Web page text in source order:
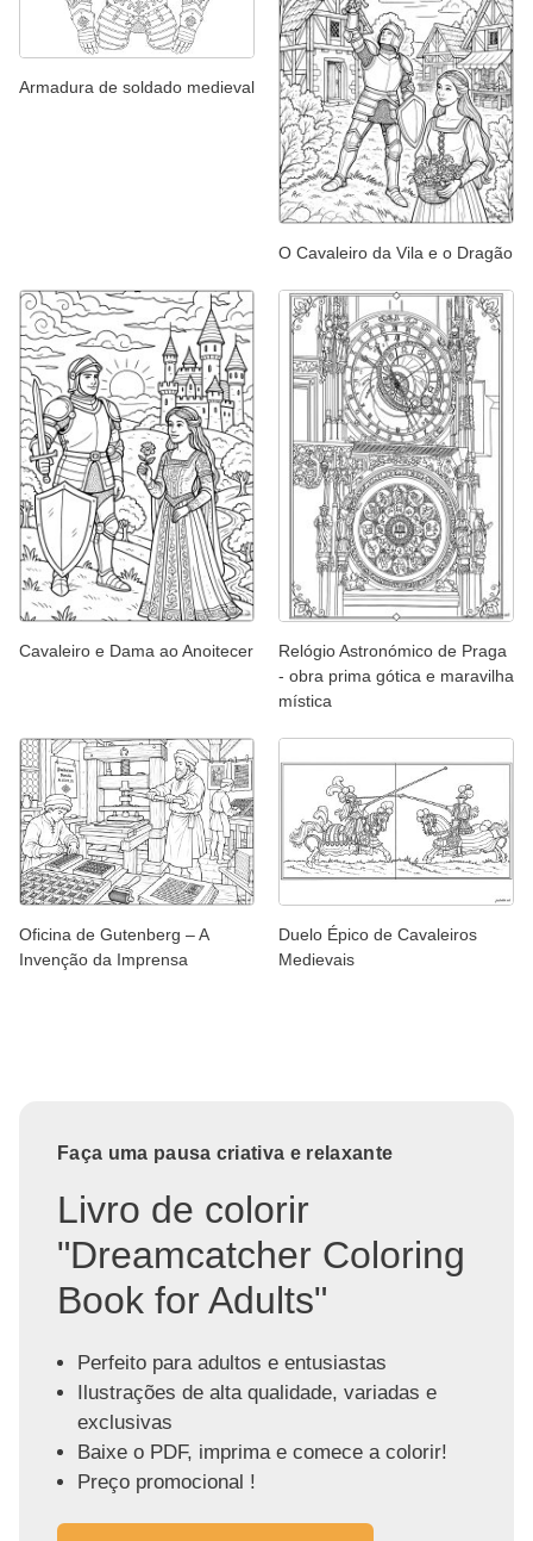
Armadura de soldado medieval
O Cavaleiro da Vila e o Dragão
Cavaleiro e Dama ao Anoitecer
Relógio Astronómico de Praga
- obra prima gótica e maravilha
mística
Oficina de Gutenberg – A
Invenção da Imprensa
Duelo Épico de Cavaleiros
Medievais
Faça uma pausa criativa e relaxante
Livro de colorir
"Dreamcatcher Coloring
Book for Adults"
Perfeito para adultos e entusiastas
Ilustrações de alta qualidade, variadas e
exclusivas
Baixe o PDF, imprima e comece a colorir!
Preço promocional !